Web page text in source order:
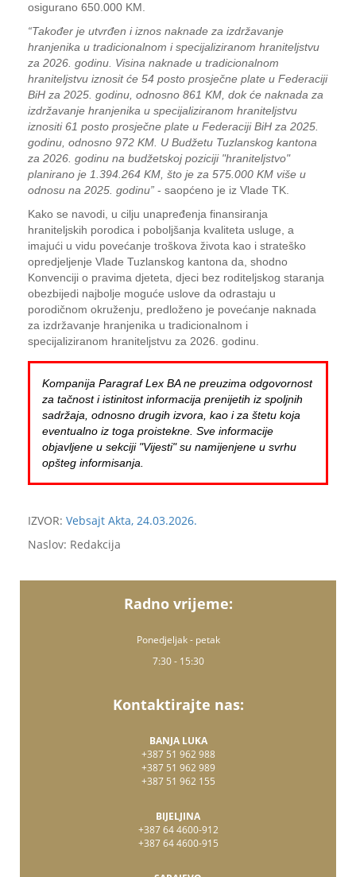
osigurano 650.000 KM.
“Također je utvrđen i iznos naknade za izdržavanje
hranjenika u tradicionalnom i specijaliziranom hraniteljstvu
za 2026. godinu. Visina naknade u tradicionalnom
hraniteljstvu iznosit će 54 posto prosječne plate u Federaciji
BiH za 2025. godinu, odnosno 861 KM, dok će naknada za
izdržavanje hranjenika u specijaliziranom hraniteljstvu
iznositi 61 posto prosječne plate u Federaciji BiH za 2025.
godinu, odnosno 972 KM. U Budžetu Tuzlanskog kantona
za 2026. godinu na budžetskoj poziciji "hraniteljstvo"
planirano je 1.394.264 KM, što je za 575.000 KM više u
odnosu na 2025. godinu” - saopćeno je iz Vlade TK.
Kako se navodi, u cilju unapređenja finansiranja
hraniteljskih porodica i poboljšanja kvaliteta usluge, a
imajući u vidu povećanje troškova života kao i strateško
opredjeljenje Vlade Tuzlanskog kantona da, shodno
Konvenciji o pravima djeteta, djeci bez roditeljskog staranja
obezbijedi najbolje moguće uslove da odrastaju u
porodičnom okruženju, predloženo je povećanje naknada
za izdržavanje hranjenika u tradicionalnom i
specijaliziranom hraniteljstvu za 2026. godinu.
Kompanija Paragraf Lex BA ne preuzima odgovornost
za tačnost i istinitost informacija prenijetih iz spoljnih
sadržaja, odnosno drugih izvora, kao i za štetu koja
eventualno iz toga proistekne. Sve informacije
objavljene u sekciji "Vijesti" su namijenjene u svrhu
opšteg informisanja.
IZVOR: Vebsajt Akta, 24.03.2026.
Naslov: Redakcija
Radno vrijeme:
Ponedjeljak - petak
7:30 - 15:30
Kontaktirajte nas:
BANJA LUKA
+387 51 962 988
+387 51 962 989
+387 51 962 155
BIJELJINA
+387 64 4600-912
+387 64 4600-915